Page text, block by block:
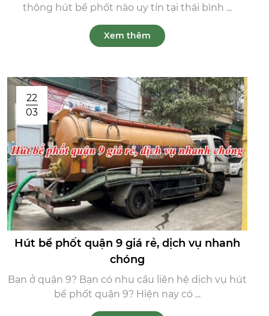
thông hút bể phốt nào uy tín tại thái bình ...
Xem thêm
22
03
Hút bể phốt quận 9 giá rẻ, dịch vụ nhanh
chóng
Bạn ở quận 9? Bạn có nhu cầu liên hệ dịch vụ hút
bể phốt quận 9? Hiện nay có ...